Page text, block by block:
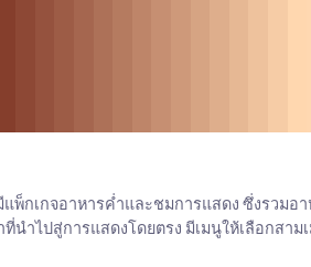
แพ็กเกจอาหารค่ำและชมการแสดง ซึ่งรวม
นำไปสู่การแสดงโดยตรง มีเมนูให้เลือกสา